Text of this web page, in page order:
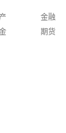
金融
期货